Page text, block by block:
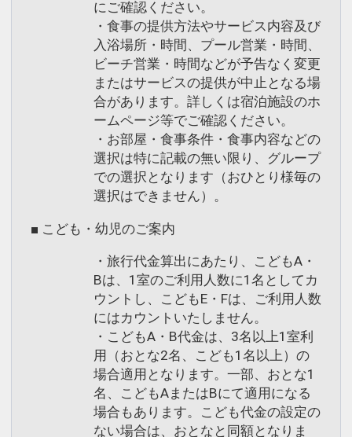
にご確認ください。
・食事の提供方法やサービス内容及び
入浴場所・時間、プール営業・時間、
ビーチ営業・時間などが予告なく変更
またはサービスの提供が中止となる場
合があります。詳しくは宿泊施設のホ
ームページ等でご確認ください。
・お部屋・食事条件・食事内容などの
選択は特に記載の無い限り、グループ
での選択となります（おひとり様毎の
選択はできません）。
■ こども・幼児のご案内
・旅行代金算出にあたり、こどもA・
Bは、1室のご利用人数に1名としてカ
ウントし、こどもE・Fは、ご利用人数
にはカウントいたしません。
・こどもA・B代金は、3名以上1室利
用（おとな2名、こども1名以上）の
場合適用となります。一部、おとな1
名、こどもAまたはBにて適用になる
場合もあります。こども代金の設定の
ない場合は、おとなと同額となりま